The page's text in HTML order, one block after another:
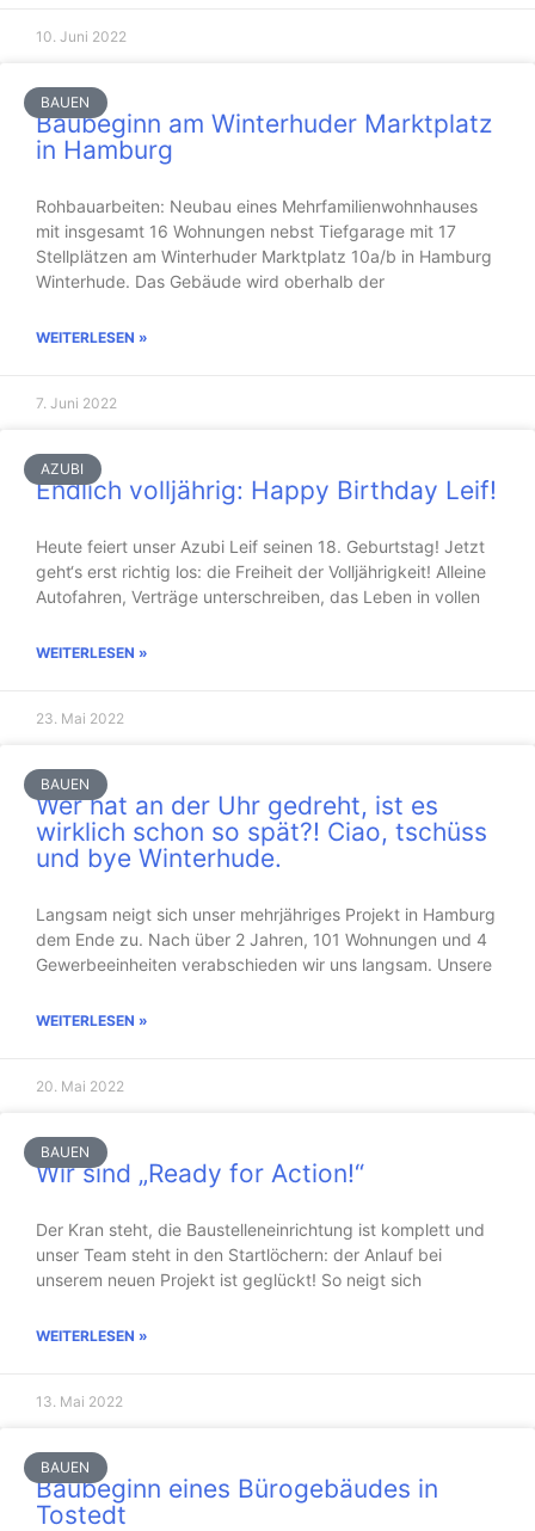
10. Juni 2022
BAUEN
Baubeginn am Winterhuder Marktplatz
in Hamburg
Rohbauarbeiten: Neubau eines Mehrfamilienwohnhauses
mit insgesamt 16 Wohnungen nebst Tiefgarage mit 17
Stellplätzen am Winterhuder Marktplatz 10a/b in Hamburg
Winterhude. Das Gebäude wird oberhalb der
WEITERLESEN »
7. Juni 2022
AZUBI
Endlich volljährig: Happy Birthday Leif!
Heute feiert unser Azubi Leif seinen 18. Geburtstag! Jetzt
geht‘s erst richtig los: die Freiheit der Volljährigkeit! Alleine
Autofahren, Verträge unterschreiben, das Leben in vollen
WEITERLESEN »
23. Mai 2022
BAUEN
Wer hat an der Uhr gedreht, ist es
wirklich schon so spät?! Ciao, tschüss
und bye Winterhude.
Langsam neigt sich unser mehrjähriges Projekt in Hamburg
dem Ende zu. Nach über 2 Jahren, 101 Wohnungen und 4
Gewerbeeinheiten verabschieden wir uns langsam. Unsere
WEITERLESEN »
20. Mai 2022
BAUEN
Wir sind „Ready for Action!“
Der Kran steht, die Baustelleneinrichtung ist komplett und
unser Team steht in den Startlöchern: der Anlauf bei
unserem neuen Projekt ist geglückt! So neigt sich
WEITERLESEN »
13. Mai 2022
BAUEN
Baubeginn eines Bürogebäudes in
Tostedt